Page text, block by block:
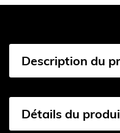
Description du
Détails du